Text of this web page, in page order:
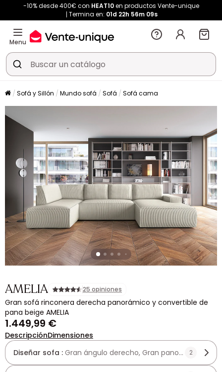
-10% desde 400€ con HEAT10en productos Vente-unique
Termina en: 01d 22h 56m 09s
Menu
Sofá y Sillón Mundo sofá Sofá Sofá cama
AMELIA 25 opiniones
Gran sofá rinconera derecha panorámico y convertible de
pana beige AMELIA
1.449,99 €
DescripciónDimensiones
Diseñar sofa : Gran ángulo derecho, Gran panorámico
2